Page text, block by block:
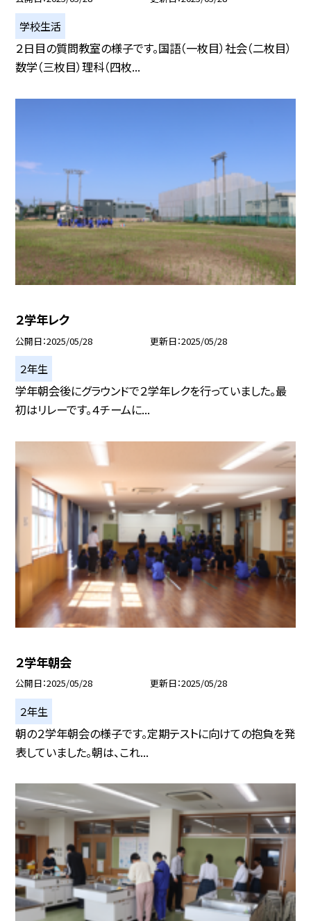
学校生活
２日目の質問教室の様子です。国語（一枚目）社会（二枚目）
数学（三枚目）理科（四枚...
２学年レク
公開日 2025/05/28 更新日 2025/05/28
２年生
学年朝会後にグラウンドで２学年レクを行っていました。最
初はリレーです。４チームに...
２学年朝会
公開日 2025/05/28 更新日 2025/05/28
２年生
朝の２学年朝会の様子です。定期テストに向けての抱負を発
表していました。朝は、これ...